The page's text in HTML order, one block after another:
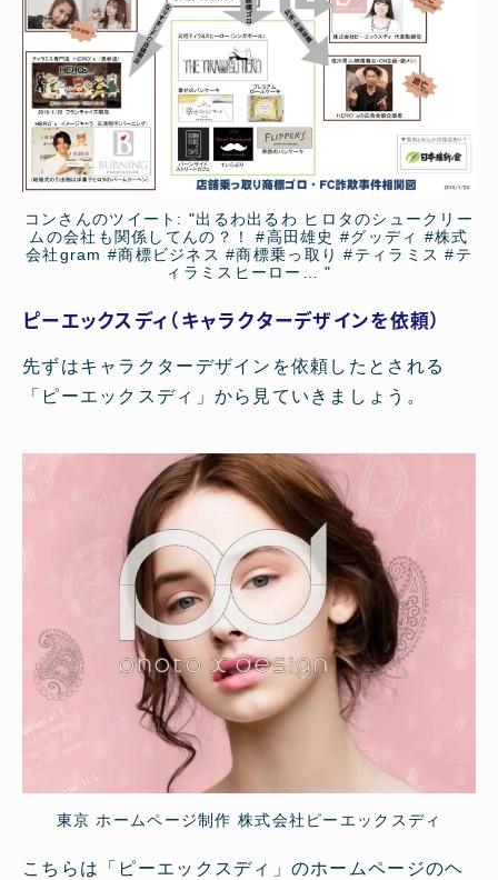
コンさんのツイート: "出るわ出るわ ヒロタのシュークリー
ムの会社も関係してんの？！ #高田雄史 #グッディ #株式
会社gram #商標ビジネス #商標乗っ取り #ティラミス #テ
ィラミスヒーロー… "
ピーエックスディ（キャラクターデザインを依頼）
先ずはキャラクターデザインを依頼したとされる
「ピーエックスディ」から見ていきましょう。
東京 ホームページ制作 株式会社ピーエックスディ
こちらは「ピーエックスディ」のホームページのヘ